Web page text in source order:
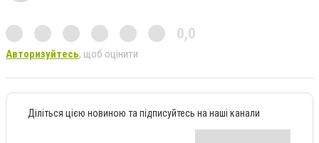
0,0
Авторизуйтесь, щоб оцінити
Діліться цією новиною та підписуйтесь на наші канали